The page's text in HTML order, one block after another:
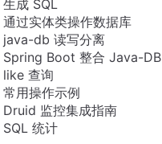
生成 SQL
通过实体类操作数据库
java-db 读写分离
Spring Boot 整合 Java-DB
like 查询
常用操作示例
Druid 监控集成指南
SQL 统计